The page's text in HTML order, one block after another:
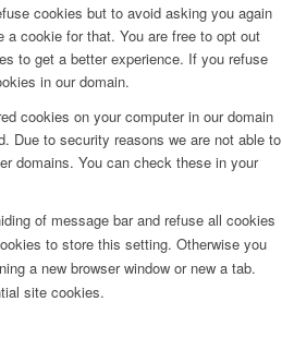
cookies but to avoid asking you again
a cookie for that. You are free to opt out
to get a better experience. If you refuse
in our domain.
cookies on your computer in our domain
Due to security reasons we are not able to
domains. You can check these in your
of message bar and refuse all cookies
to store this setting. Otherwise you
a new browser window or new a tab.
site cookies.